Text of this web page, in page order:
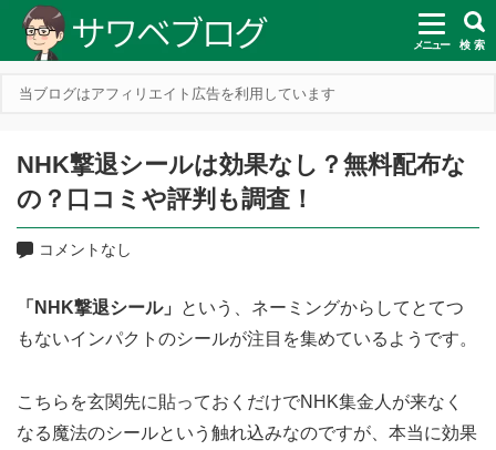
メニュー 検 索
当ブログはアフィリエイト広告を利用しています
NHK撃退シールは効果なし？無料配布な
の？口コミや評判も調査！
コメントなし
「NHK撃退シール」
という、ネーミングからしてとてつ
もないインパクトのシールが注目を集めているようです。
こちらを玄関先に貼っておくだけでNHK集金人が来なく
なる魔法のシールという触れ込みなのですが、本当に効果